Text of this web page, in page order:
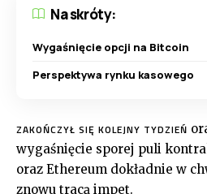
Na skróty:
Wygaśnięcie opcji na Bitcoin
Perspektywa rynku kasowego
ZAKOŃCZYŁ SIĘ KOLEJNY TYDZIEŃ
wygaśnięcie sporej puli
oraz Ethereum dokładnie w
znowu tracą impet.